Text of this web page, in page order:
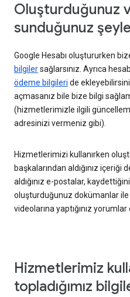
Oluşturduğunuz
sunduğunuz
Google Hesabı oluştururken
bilgilersağlarsınız. Ayrıca
ödeme bilgileri de
açmasanız bile bize bilgi
(hizmetlerimizle ilgili
adresinizi vermeniz gibi).
Hizmetlerimizi kullanırken
başkalarından aldığınız içeriği
aldığınız e-postalar,
oluşturduğunuz dokümanlar
videolarına yaptığınız yorumlar
Hizmetlerimiz
topladığımız